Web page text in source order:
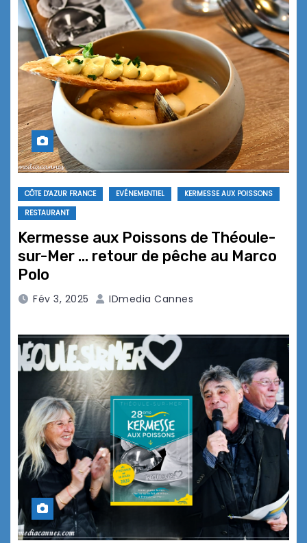
CÔTE D'AZUR FRANCE EVÉNEMENTIEL
KERMESSE AUX POISSONS
RESTAURANT
Kermesse aux Poissons de Théoule-
sur-Mer … retour de pêche au Marco
Polo
Fév 3, 2025 IDmedia Cannes